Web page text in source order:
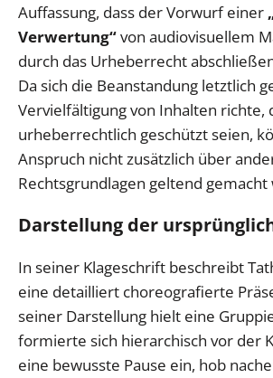
Auffassung, dass der Vorwurf einer
Verwertung“von audiovisuellem
durch das Urheberrecht
Da sich die Beanstandung letztlich
Vervielfältigung von Inhalten richte,
urheberrechtlich geschützt seien,
Anspruch nicht zusätzlich über
Rechtsgrundlagen geltend
Darstellung der
In seiner Klageschrift beschreibt
eine detailliert choreografierte
seiner Darstellung hielt eine
formierte sich hierarchisch vor der
eine bewusste Pause ein, hob